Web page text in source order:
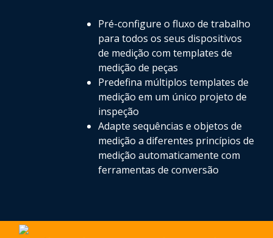
Pré-configure o fluxo de trabalho
para todos os seus dispositivos
de medição com templates de
medição de peças
Predefina múltiplos templates de
medição em um único projeto de
inspeção
Adapte sequências e objetos de
medição a diferentes princípios de
medição automaticamente com
ferramentas de conversão